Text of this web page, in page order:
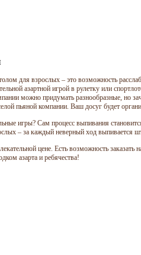
для взрослых – это возможность
азартной игрой в рулетку или
можно придумать разнообразные, но
пьяной компании. Ваш досуг будет
игры? Сам процесс выпивания
– за каждый неверный ход выпивается
цене. Есть возможность
азарта и ребячества!